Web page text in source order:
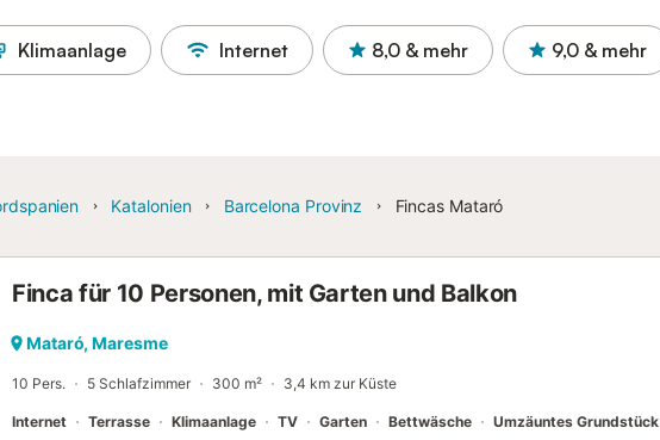
Klimaanlage Internet 8,0 & mehr 9,0 & mehr
Katalonien Barcelona Provinz Fincas Mataró
Finca für 10 Personen, mit Garten und Balkon
Mataró, Maresme
10 Pers. 5 Schlafzimmer 300 m² 3,4 km zur Küste
Internet Terrasse Klimaanlage TV Garten Bettwäsche Umzäuntes Grundstück